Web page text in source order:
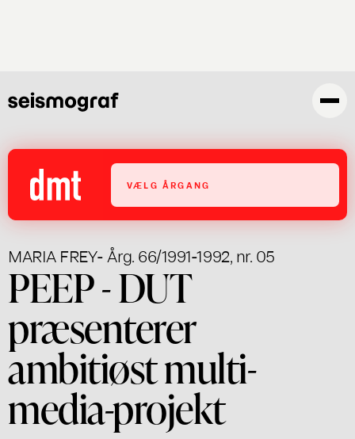
VÆLG ÅRGANG
MARIA FREY- Årg. 66/1991-1992, nr. 05
PEEP - DUT
præsenterer
ambitiøst multi-
media-projekt